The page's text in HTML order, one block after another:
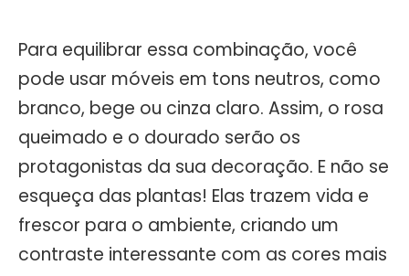
Para equilibrar essa combinação, você
pode usar móveis em tons neutros, como
branco, bege ou cinza claro. Assim, o rosa
queimado e o dourado serão os
protagonistas da sua decoração. E não se
esqueça das plantas! Elas trazem vida e
frescor para o ambiente, criando um
contraste interessante com as cores mais